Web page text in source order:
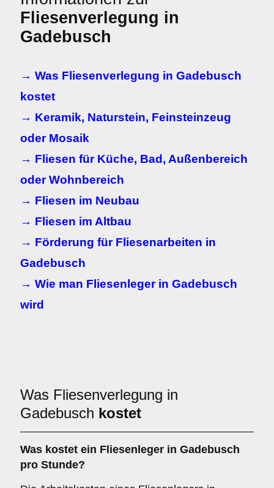
Fliesenverlegung in
Gadebusch
→ Was Fliesenverlegung in Gadebusch
kostet
→ Keramik, Naturstein, Feinsteinzeug
oder Mosaik
→ Fliesen für Küche, Bad, Außenbereich
oder Wohnbereich
→ Fliesen im Neubau
→ Fliesen im Altbau
→ Förderung für Fliesenarbeiten in
Gadebusch
→ Wie man Fliesenleger in Gadebusch
wird
Was Fliesenverlegung in
Gadebusch kostet
Was kostet ein Fliesenleger in Gadebusch
pro Stunde?